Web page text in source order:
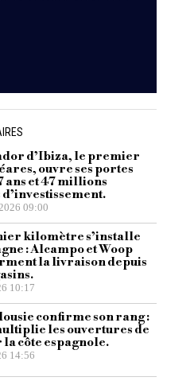
d’Ibiza, le premier
ouvre ses portes
ans et 47 millions
d’investissement.
09:00
kilomètre s’installe
: Alcampo et Woop
la livraison depuis
10:17
confirme son rang :
les ouvertures de
la côte espagnole.
14:56